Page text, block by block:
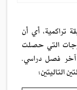
تراكمية، أي أن
التي حصلت
آخر فصل دراسي.
التاليتين: